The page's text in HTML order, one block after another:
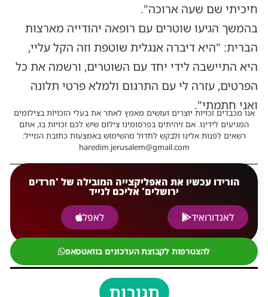
חיכיתי שם שעה ארוכה".
בהמשך הגיעו שוטרים עם רופאה יהודייה מארצות
הברית: "היא דיברה אנגלית שוטפת וזה הקל עליי,
היא התיישבה לידי יחד עם השוטרים, ורשמה את כל
הפרטים, עזרה לי עם התרגום ולמלא פרטי תלונה
ואני חתמתי".
אנו מכבדים זכויות יוצרים ועושים מאמץ לאתר את בעלי הזכויות בצילומים
המגיעים לידינו. אם זיהיתים בפרסומינו צילום שיש לכם זכויות בו, אתם
רשאים לפנות אלינו ולבקש לחדול מהשימוש באמצעות כתובת המייל:
haredim.jerusalem@gmail.com
הורידו עכשיו את האפליקצייה המובילה של 'חרדים
ירושלים' אליכם לנייד
לאנדורואיד
לאפל
להצטרפות לקבוצת העדכונים בוואטסאפ
תגובות